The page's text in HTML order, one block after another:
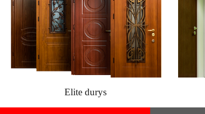
Elite durys